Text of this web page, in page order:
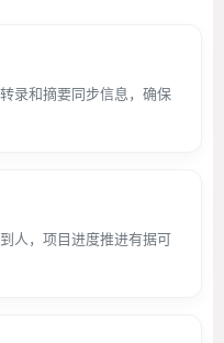
录和摘要同步信息，确保
人，项目进度推进有据可